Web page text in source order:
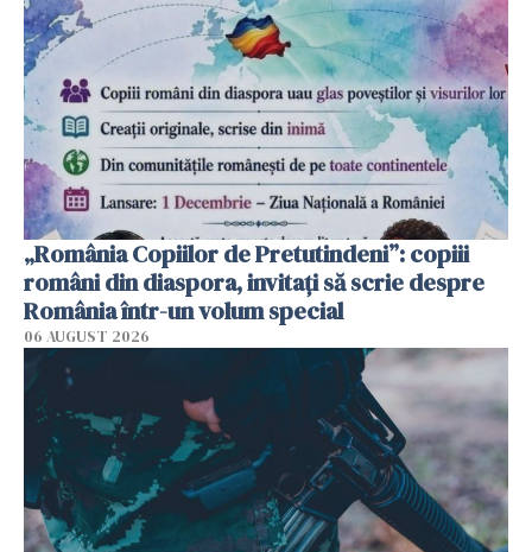
„România Copiilor de Pretutindeni”: copiii
români din diaspora, invitați să scrie despre
România într-un volum special
06 AUGUST 2026